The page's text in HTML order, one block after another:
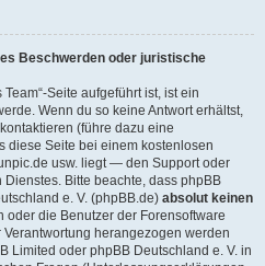
Beschwerden oder juristische
Seite aufgeführt ist, ist ein
Wenn du so keine Antwort erhältst,
(führe dazu eine
diese Seite bei einem kostenlosen
usw. liegt — den Support oder
Bitte beachte, dass phpBB
e. V. (phpBB.de) absolut keinen
oder die Benutzer der Forensoftware
herangezogen werden
Limited oder phpBB Deutschland e. V. in